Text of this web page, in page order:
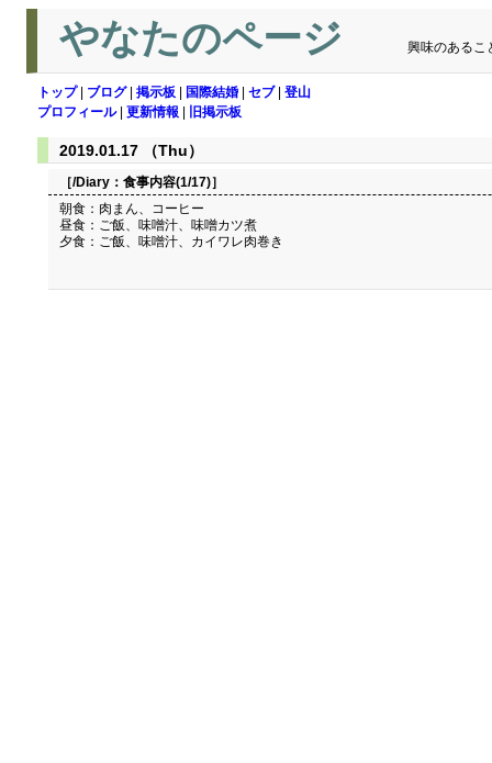
やなたのページ 興味のあるこ
トップ| ブログ| 掲示板 国際結婚 セブ| 登山
プロフィール| 更新情報 旧掲示板
2019.01.17 （Thu）
［/Diary： 食事内容(1/17)］
朝食：肉まん、コーヒー
昼食：ご飯、味噌汁、味噌カツ煮
夕食：ご飯、味噌汁、カイワレ肉巻き